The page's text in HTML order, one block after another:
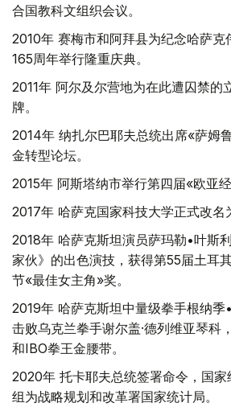
合国教科文组织会议。
2010年 赛梅市和阿拜县为纪念哈萨克
165周年举行隆重庆典。
2011年 阿尔及尔营地为在此遭囚禁的
牌。
2014年 纳扎尔巴耶夫总统出席«萨姆
金转型论坛。
2015年 阿斯塔纳市举行第四届«欧亚
2017年 哈萨克国家科技大学正式改名
2018年 哈萨克斯坦演员萨玛勒•叶斯
家伙》的出色演技，获得第55届土耳
节«最佳女主角»奖。
2019年 哈萨克斯坦中量级拳手根纳季
击败乌克兰拳手谢尔盖·德列维亚琴科
和IBO拳王金腰带。
2020年 托卡耶夫总统签署命令，国
组为战略规划和改革署国家统计局。